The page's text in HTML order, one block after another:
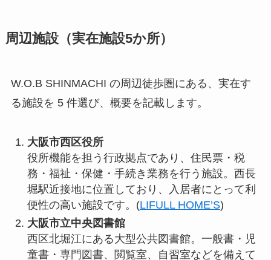
周辺施設（実在施設5か所）
W.O.B SHINMACHI の周辺徒歩圏にある、実在す
る施設を 5 件選び、概要を記載します。
大阪市西区役所
役所機能を担う行政拠点であり、住民票・税
務・福祉・保健・手続き業務を行う施設。西長
堀駅近接地に位置しており、入居者にとって利
便性の高い施設です。(LIFULL HOME’S)
大阪市立中央図書館
西区北堀江にある大型公共図書館。一般書・児
童書・専門図書、閲覧室、自習室などを備えて